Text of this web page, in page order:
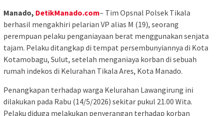
Manado, DetikManado.com– Tim Opsnal Polsek Tikala
berhasil mengakhiri pelarian VP alias M (19), seorang
perempuan pelaku penganiayaan berat menggunakan senjata
tajam. Pelaku ditangkap di tempat persembunyiannya di Kota
Kotamobagu, Sulut, setelah menganiaya korban di sebuah
rumah indekos di Kelurahan Tikala Ares, Kota Manado.
Penangkapan terhadap warga Kelurahan Lawangirung ini
dilakukan pada Rabu (14/5/2026) sekitar pukul 21.00 Wita.
Pelaku diduga melakukan penyerangan terhadap korban